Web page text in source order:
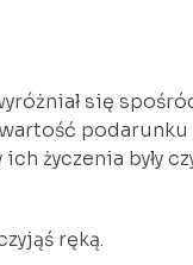
się
podarunku
życzenia były
ręką.